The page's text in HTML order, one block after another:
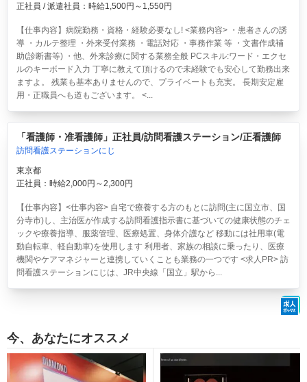
正社員 / 派遣社員：時給1,500円～1,550円
【仕事内容】病院勤務・資格・経験必要なし! <業務内容> ・患者さんの誘
導 ・カルテ整理 ・外来受付業務 ・電話対応 ・事務作業 等 ・文書作成補
助(診断書等) ・他、外来診療に関する業務全般 PCスキル:ワード・エクセ
ルのキーボード入力 丁寧に教えて頂けるので未経験でも安心して勤務出来
ますよ。 残業も基本ありませんので、プライベートも充実。 長期安定雇
用・正職員へも道もございます。 <...
「看護師・准看護師」正社員/訪問看護ステーション/正看護師
訪問看護ステーションにじ
東京都
正社員：時給2,000円～2,300円
【仕事内容】<仕事内容> 自宅で療養する方のもとに訪問(主に国立市、国
分寺市)し、主治医が作成する訪問看護指示書に基づいての健康状態のチェ
ックや療養指導、服薬管理、医療処置、身体介護など 移動には社用車(電
動自転車、軽自動車)を使用します 利用者、家族の相談に乗ったり、医療
機関やケアマネジャーと連携していくことも業務の一つです <求人PR> 訪
問看護ステーションにじは、JR中央線「国立」駅から...
今、あなたにオススメ